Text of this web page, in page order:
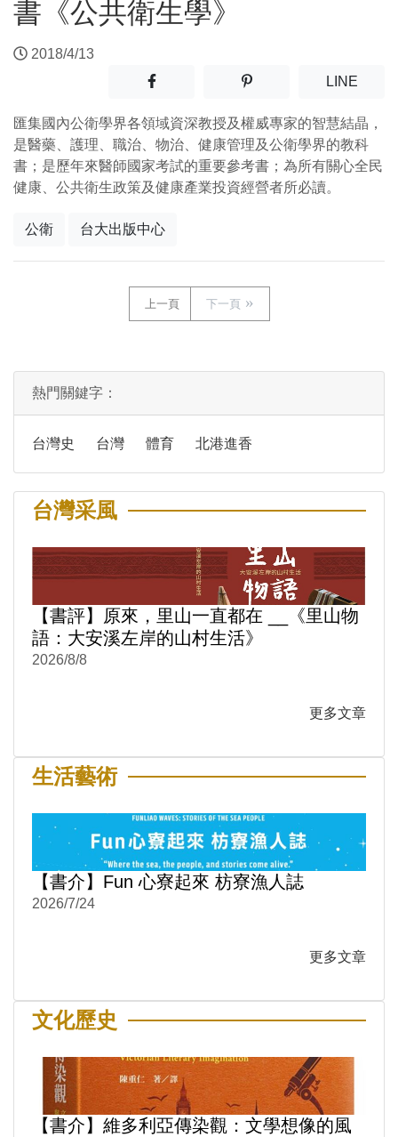
書《公共衛生學》
2018/4/13
分享至facebook(另開新視窗)
分享至噗浪(另開新視窗)
LINE(另開
匯集國內公衛學界各領域資深教授及權威專家的智慧結晶，
是醫藥、護理、職治、物治、健康管理及公衛學界的教科
書；是歷年來醫師國家考試的重要參考書；為所有關心全民
健康、公共衛生政策及健康產業投資經營者所必讀。
公衛 台大出版中心
上一頁 下一頁
熱門關鍵字：
台灣史 台灣 體育 北港進香
台灣采風
【書評】原來，里山一直都在 __《里山物
語：大安溪左岸的山村生活》
2026/8/8
更多文章
生活藝術
【書介】Fun 心寮起來 枋寮漁人誌
2026/7/24
更多文章
文化歷史
【書介】維多利亞傳染觀：文學想像的風